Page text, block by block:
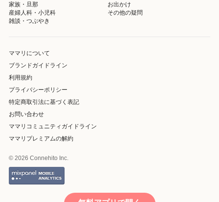
家族・旦那
お出かけ
産婦人科・小児科
その他の疑問
雑談・つぶやき
ママリについて
ブランドガイドライン
利用規約
プライバシーポリシー
特定商取引法に基づく表記
お問い合わせ
ママリコミュニティガイドライン
ママリプレミアムの解約
© 2026 Connehito Inc.